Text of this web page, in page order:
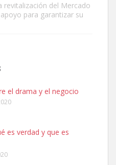
revitalización del Mercado
para garantizar su
el drama y el negocio
es verdad y que es